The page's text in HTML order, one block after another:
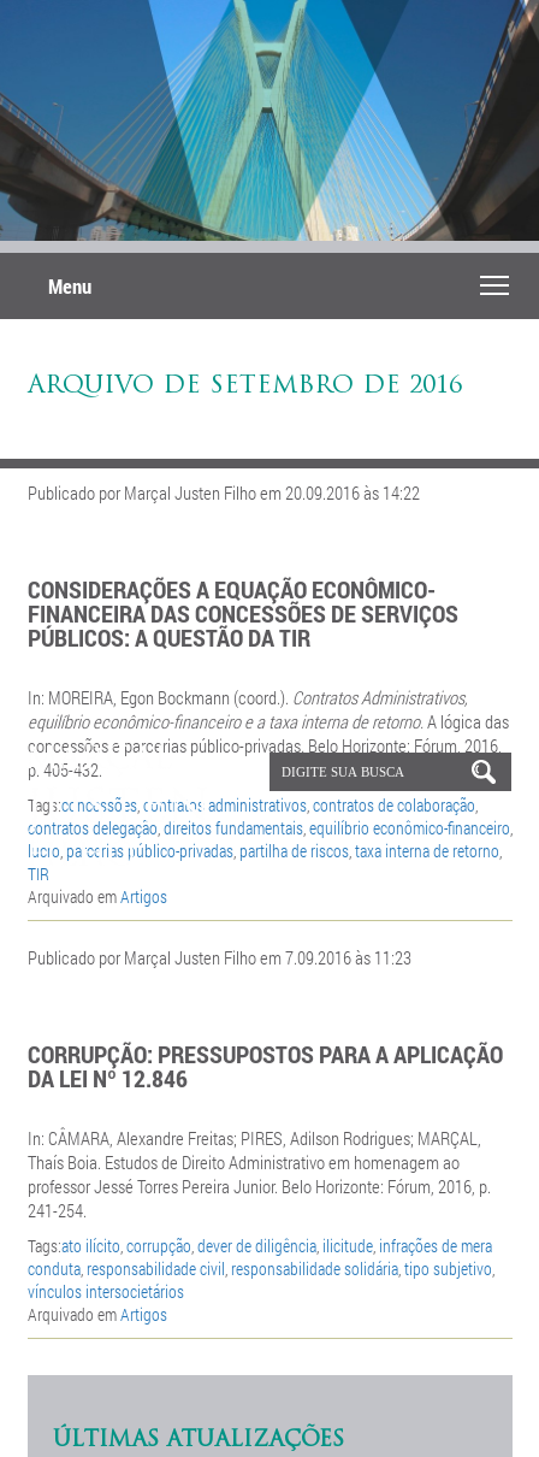
Menu
ARQUIVO DE SETEMBRO DE 2016
Publicado por Marçal Justen Filho em 20.09.2016 às 14:22
CONSIDERAÇÕES A EQUAÇÃO ECONÔMICO-
FINANCEIRA DAS CONCESSÕES DE SERVIÇOS
PÚBLICOS: A QUESTÃO DA TIR
In: MOREIRA, Egon Bockmann (coord.). Contratos Administrativos,
equilíbrio econômico-financeiro e a taxa interna de retorno. A lógica das
concessões e parcerias público-privadas. Belo Horizonte: Fórum, 2016,
p. 405-432.
Tags:concessões,contratos administrativos,contratos de colaboração,
contratos delegação,direitos fundamentais,equilíbrio econômico-financeiro,
lucro, parcerias público-privadas, partilha de riscos,taxa interna de retorno,
TIR
Arquivado emArtigos
Publicado por Marçal Justen Filho em 7.09.2016 às 11:23
CORRUPÇÃO: PRESSUPOSTOS PARA A APLICAÇÃO
DA LEI Nº 12.846
In: CÂMARA, Alexandre Freitas; PIRES, Adilson Rodrigues; MARÇAL,
Thaís Boia. Estudos de Direito Administrativo em homenagem ao
professor Jessé Torres Pereira Junior. Belo Horizonte: Fórum, 2016, p.
241-254.
Tags:ato ilícito,corrupção,dever de diligência, ilicitude, infrações de mera
conduta, responsabilidade civil, responsabilidade solidária,tipo subjetivo,
vínculos intersocietários
Arquivado emArtigos
ÚLTIMAS ATUALIZAÇÕES